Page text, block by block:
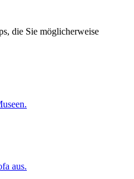
die Sie möglicherweise
aus.